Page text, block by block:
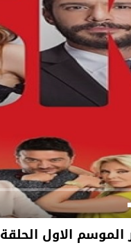
الاول الحلقة 46